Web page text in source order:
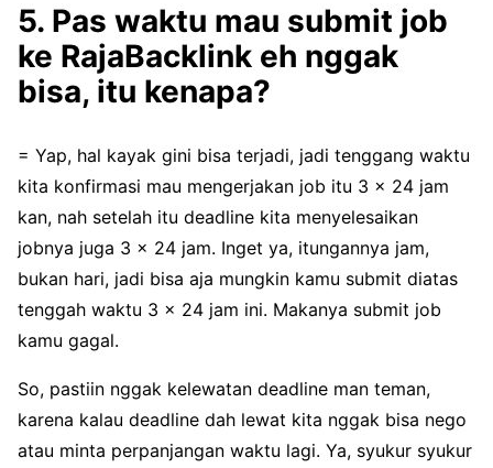
5. Pas waktu mau submit job
ke RajaBacklink eh nggak
bisa, itu kenapa?
= Yap, hal kayak gini bisa terjadi, jadi tenggang waktu
kita konfirmasi mau mengerjakan job itu 3 x 24 jam
kan, nah setelah itu deadline kita menyelesaikan
jobnya juga 3 x 24 jam. Inget ya, itungannya jam,
bukan hari, jadi bisa aja mungkin kamu submit diatas
tenggah waktu 3 x 24 jam ini. Makanya submit job
kamu gagal.
So, pastiin nggak kelewatan deadline man teman,
karena kalau deadline dah lewat kita nggak bisa nego
atau minta perpanjangan waktu lagi. Ya, syukur syukur